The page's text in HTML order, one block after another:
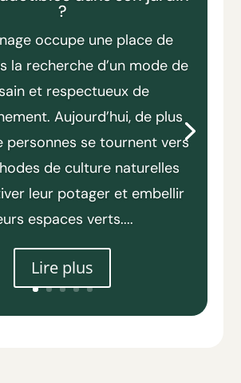
?
occupe une place de
la recherche d’un mode de
et respectueux de
Aujourd’hui, de plus
personnes se tournent vers
de culture naturelles
leur potager et embellir
espaces verts....
Lire plus